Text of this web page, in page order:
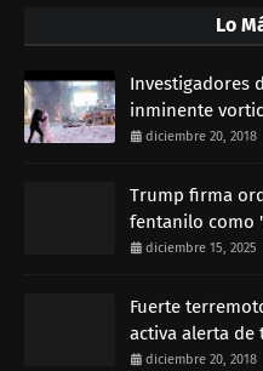
Lo
Investigadores
inminente
diciembre 20, 2018
Trump firma
fentanilo como
diciembre 15, 2025
Fuerte
activa alerta de
diciembre 20, 2018